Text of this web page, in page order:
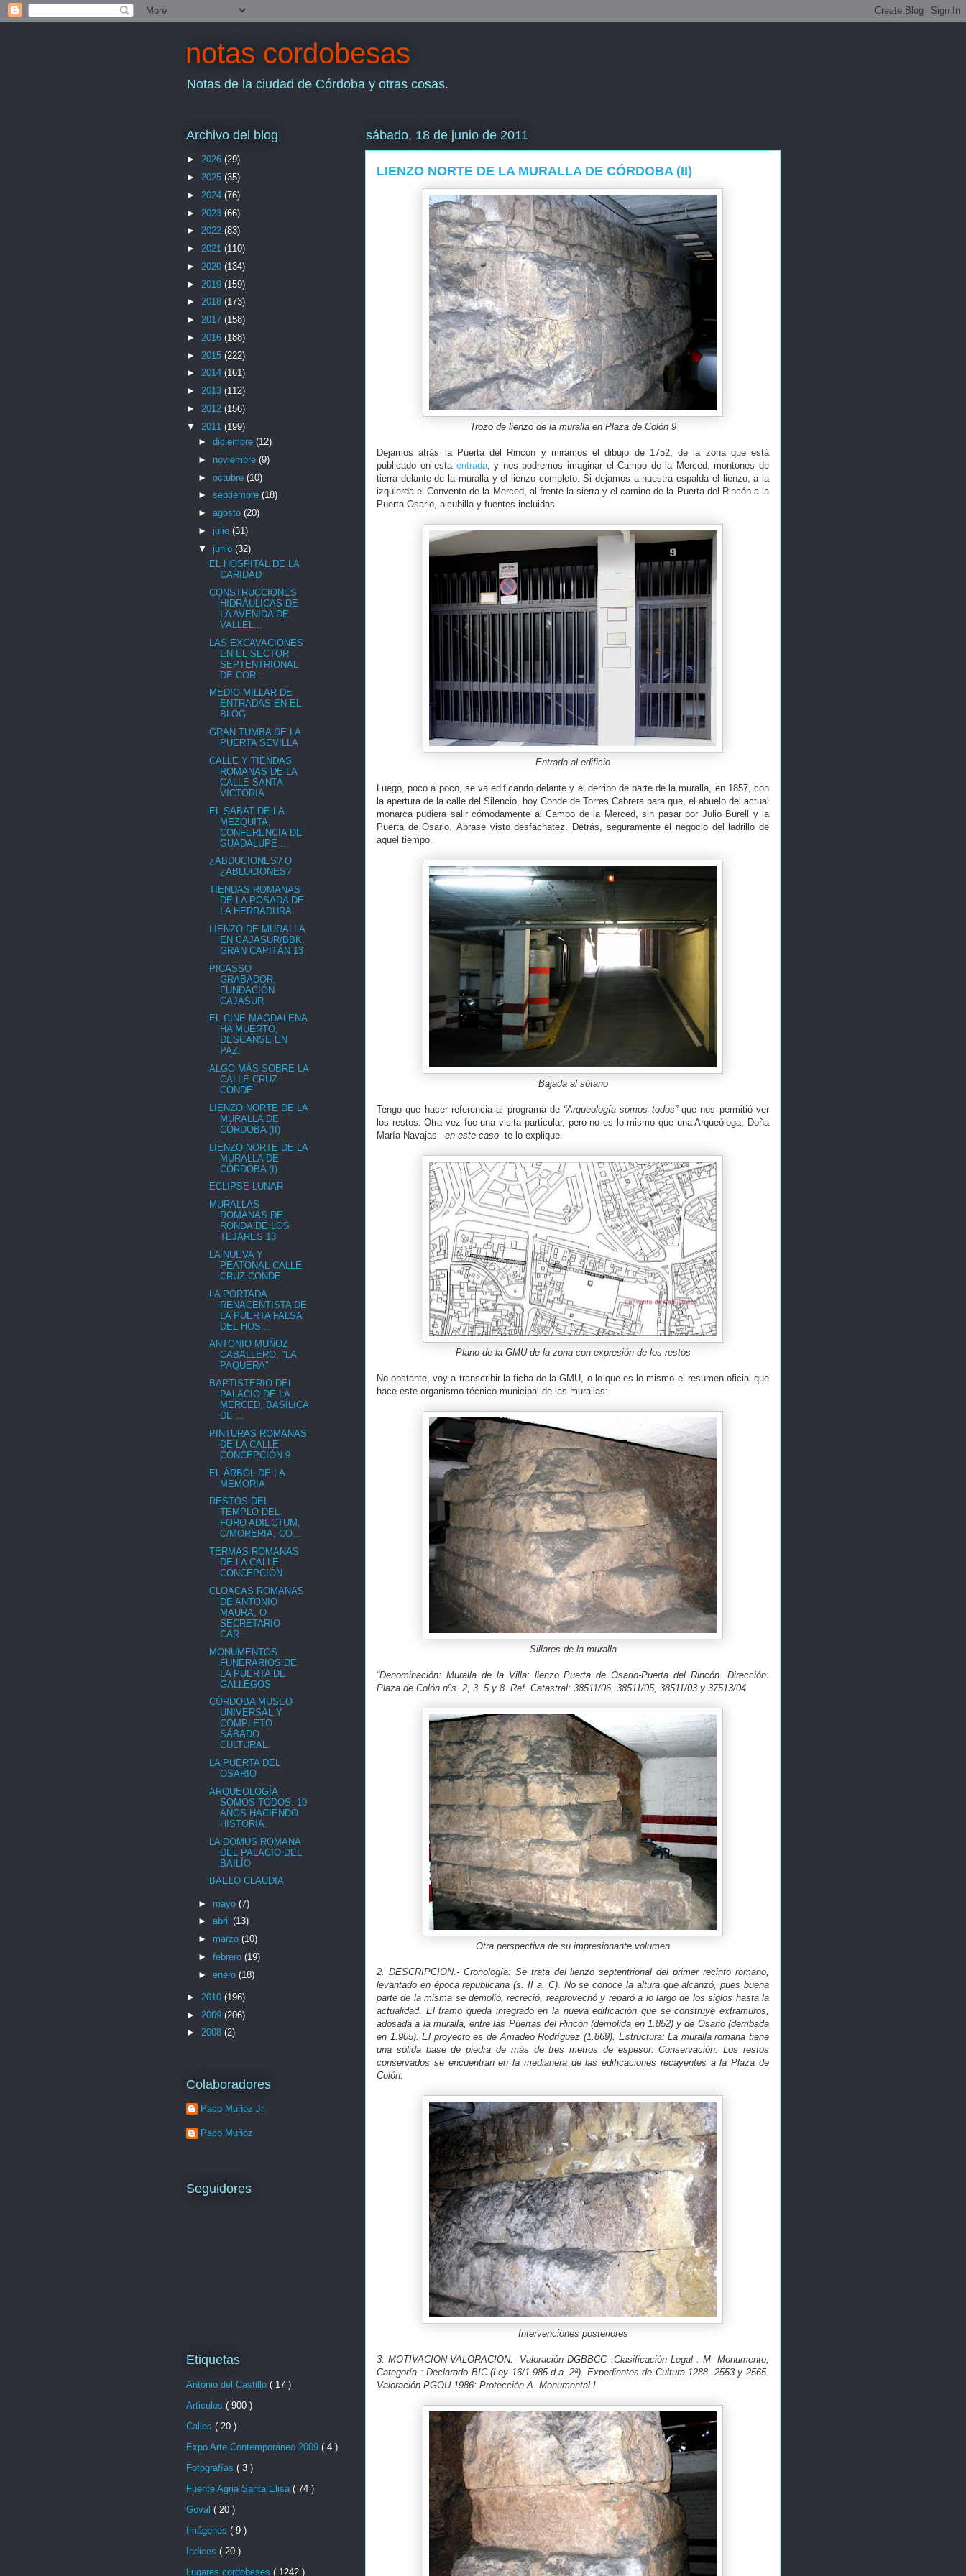
notas cordobesas
Notas de la ciudad de Córdoba y otras cosas.
sábado, 18 de junio de 2011
LIENZO NORTE DE LA MURALLA DE CÓRDOBA (II)
Trozo de lienzo de la muralla en Plaza de Colón 9
Dejamos atrás la Puerta del Rincón y miramos el dibujo de 1752, de la zona que está
publicado en esta entrada, y nos podremos imaginar el Campo de la Merced, montones de
tierra delante de la muralla y el lienzo completo. Si dejamos a nuestra espalda el lienzo, a la
izquierda el Convento de la Merced, al frente la sierra y el camino de la Puerta del Rincón a la
Puerta Osario, alcubilla y fuentes incluidas.
Entrada al edificio
Luego, poco a poco, se va edificando delante y el derribo de parte de la muralla, en 1857, con
la apertura de la calle del Silencio, hoy Conde de Torres Cabrera para que, el abuelo del actual
monarca pudiera salir cómodamente al Campo de la Merced, sin pasar por Julio Burell y la
Puerta de Osario. Abrase visto desfachatez. Detrás, seguramente el negocio del ladrillo de
aquel tiempo.
Bajada al sótano
Tengo que hacer referencia al programa de “Arqueología somos todos”que nos permitió ver
los restos. Otra vez fue una visita particular, pero no es lo mismo que una Arqueóloga, Doña
María Navajas –en este caso- te lo explique.
Plano de la GMU de la zona con expresión de los restos
No obstante, voy a transcribir la ficha de la GMU, o lo que es lo mismo el resumen oficial que
hace este organismo técnico municipal de las murallas:
Sillares de la muralla
“Denominación: Muralla de la Villa: lienzo Puerta de Osario-Puerta del Rincón. Dirección:
Plaza de Colón nºs. 2, 3, 5 y 8. Ref. Catastral: 38511/06, 38511/05, 38511/03 y 37513/04
Otra perspectiva de su impresionante volumen
2. DESCRIPCION.- Cronología: Se trata del lienzo septentrional del primer recinto romano,
levantado en época republicana (s. II a. C). No se conoce la altura que alcanzó, pues buena
parte de la misma se demolió, recreció, reaprovechó y reparó a lo largo de los siglos hasta la
actualidad. El tramo queda integrado en la nueva edificación que se construye extramuros,
adosada a la muralla, entre las Puertas del Rincón (demolida en 1.852) y de Osario (derribada
en 1.905). El proyecto es de Amadeo Rodríguez (1.869). Estructura: La muralla romana tiene
una sólida base de piedra de más de tres metros de espesor. Conservación: Los restos
conservados se encuentran en la medianera de las edificaciones recayentes a la Plaza de
Colón.
Intervenciones posteriores
3. MOTIVACION-VALORACION.- Valoración DGBBCC :Clasificación Legal : M. Monumento,
Categoría : Declarado BIC (Ley 16/1.985.d.a..2ª). Expedientes de Cultura 1288, 2553 y 2565.
Valoración PGOU 1986: Protección A. Monumental I
Archivo del blog
► 2026 (29)
► 2025 (35)
► 2024 (76)
► 2023 (66)
► 2022 (83)
► 2021 (110)
► 2020 (134)
► 2019 (159)
► 2018 (173)
► 2017 (158)
► 2016 (188)
► 2015 (222)
► 2014 (161)
► 2013 (112)
► 2012 (156)
▼ 2011 (199)
► diciembre (12)
► noviembre (9)
► octubre (10)
► septiembre (18)
► agosto (20)
► julio (31)
▼ junio (32)
EL HOSPITAL DE LA
CARIDAD
CONSTRUCCIONES
HIDRÁULICAS DE
LA AVENIDA DE
VALLEL...
LAS EXCAVACIONES
EN EL SECTOR
SEPTENTRIONAL
DE COR...
MEDIO MILLAR DE
ENTRADAS EN EL
BLOG
GRAN TUMBA DE LA
PUERTA SEVILLA
CALLE Y TIENDAS
ROMANAS DE LA
CALLE SANTA
VICTORIA
EL SABAT DE LA
MEZQUITA,
CONFERENCIA DE
GUADALUPE ...
¿ABDUCIONES? O
¿ABLUCIONES?
TIENDAS ROMANAS
DE LA POSADA DE
LA HERRADURA.
LIENZO DE MURALLA
EN CAJASUR/BBK,
GRAN CAPITÁN 13
PICASSO
GRABADOR,
FUNDACIÓN
CAJASUR
EL CINE MAGDALENA
HA MUERTO,
DESCANSE EN
PAZ.
ALGO MÁS SOBRE LA
CALLE CRUZ
CONDE
LIENZO NORTE DE LA
MURALLA DE
CÓRDOBA (II)
LIENZO NORTE DE LA
MURALLA DE
CÓRDOBA (I)
ECLIPSE LUNAR
MURALLAS
ROMANAS DE
RONDA DE LOS
TEJARES 13
LA NUEVA Y
PEATONAL CALLE
CRUZ CONDE
LA PORTADA
RENACENTISTA DE
LA PUERTA FALSA
DEL HOS...
ANTONIO MUÑOZ
CABALLERO, "LA
PAQUERA"
BAPTISTERIO DEL
PALACIO DE LA
MERCED, BASÍLICA
DE ...
PINTURAS ROMANAS
DE LA CALLE
CONCEPCIÓN 9
EL ÁRBOL DE LA
MEMORIA
RESTOS DEL
TEMPLO DEL
FORO ADIECTUM,
C/MORERIA, CO...
TERMAS ROMANAS
DE LA CALLE
CONCEPCIÓN
CLOACAS ROMANAS
DE ANTONIO
MAURA, O
SECRETARIO
CAR...
MONUMENTOS
FUNERARIOS DE
LA PUERTA DE
GALLEGOS
CÓRDOBA MUSEO
UNIVERSAL Y
COMPLETO
SÁBADO
CULTURAL.
LA PUERTA DEL
OSARIO
ARQUEOLOGÍA
SOMOS TODOS. 10
AÑOS HACIENDO
HISTORIA.
LA DOMUS ROMANA
DEL PALACIO DEL
BAILÍO
BAELO CLAUDIA
► mayo (7)
► abril (13)
► marzo (10)
► febrero (19)
► enero (18)
► 2010 (196)
► 2009 (206)
► 2008 (2)
Colaboradores
Paco Muñoz Jr.
Paco Muñoz
Seguidores
Etiquetas
Antonio del Castillo ( 17 )
Articulos ( 900 )
Calles ( 20 )
Expo Arte Contemporáneo 2009 ( 4 )
Fotografías ( 3 )
Fuente Agria Santa Elisa ( 74 )
Goval ( 20 )
Imágenes ( 9 )
Indices ( 20 )
Lugares cordobeses ( 1242 )